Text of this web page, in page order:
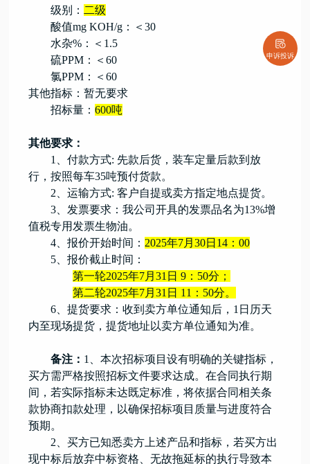
级别： 二级
酸值mg KOH/g：＜30
水杂%：＜1.5
硫PPM：＜60
氯PPM：＜60
其他指标：暂无要求
招标量：600吨
其他要求：
1、付款方式: 先款后货，装车定量后款到放
行，按照每车35吨预付货款。
2、运输方式: 客户自提或卖方指定地点提货。
3、发票要求：我公司开具的发票品名为13%增
值税专用发票生物油。
4、报价开始时间： 2025年7月30日 14：00
5、报价截止时间：
第一轮2025年7月31 日 9：50分；
第二轮2025年7月31 日 11：50分。
6、提货要求：收到卖方单位通知后，1日历天
内至现场提货，提货地址以卖方单位通知为准。
备注： 1、本次招标项目设有明确的关键指标，
买方需严格按照招标文件要求达成。在合同执行期
间，若实际指标未达既定标准，将依据合同相关条
款协商扣款处理，以确保招标项目质量与进度符合
预期。
2、买方已知悉卖方上述产品和指标，若买方出
现中标后放弃中标资格、无故拖延标的执行导致本
申诉投诉